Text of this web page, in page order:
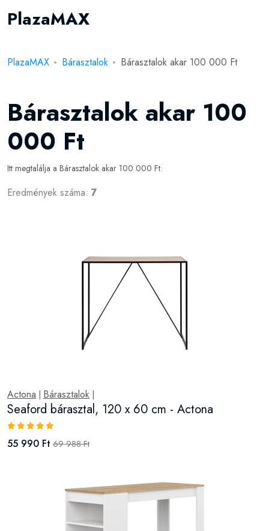
PlazaMAX
PlazaMAX Bárasztalok Bárasztalok akar 100 000 Ft
Bárasztalok akar 100
000 Ft
Itt megtalálja a Bárasztalok akar 100 000 Ft.
Eredmények száma: 7
Actona Bárasztalok
Seaford bárasztal, 120 x 60 cm - Actona
55 990 Ft 69 988 Ft